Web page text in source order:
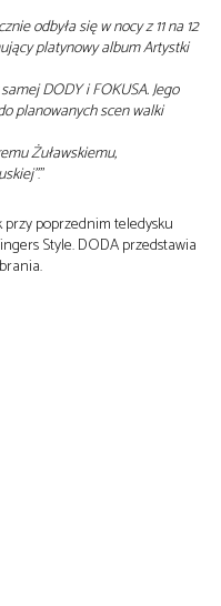
odbyła się w nocy z 11 na 12
platynowy album Artystki
DODY i FOKUSA. Jego
planowanych scen walki
Żuławskiemu,
.”
poprzednim teledysku
Style. DODA przedstawia